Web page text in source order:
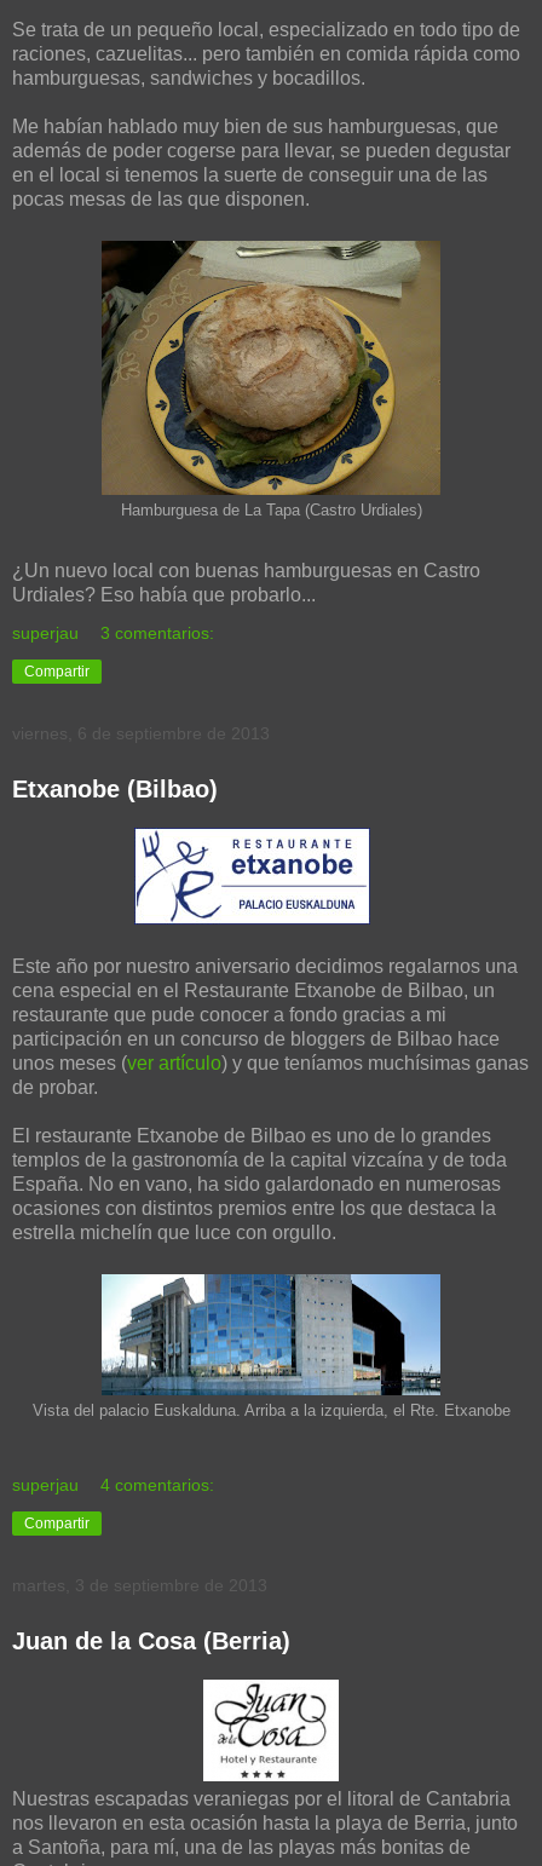
Se trata de un pequeño local, especializado en todo tipo de
raciones, cazuelitas... pero también en comida rápida como
hamburguesas, sandwiches y bocadillos.
Me habían hablado muy bien de sus hamburguesas, que
además de poder cogerse para llevar, se pueden degustar
en el local si tenemos la suerte de conseguir una de las
pocas mesas de las que disponen.
Hamburguesa de La Tapa (Castro Urdiales)
¿Un nuevo local con buenas hamburguesas en Castro
Urdiales? Eso había que probarlo...
superjau 3 comentarios:
Compartir
viernes, 6 de septiembre de 2013
Etxanobe (Bilbao)
Este año por nuestro aniversario decidimos regalarnos una
cena especial en el Restaurante Etxanobe de Bilbao, un
restaurante que pude conocer a fondo gracias a mi
participación en un concurso de bloggers de Bilbao hace
unos meses (ver artículo) y que teníamos muchísimas ganas
de probar.
El restaurante Etxanobe de Bilbao es uno de lo grandes
templos de la gastronomía de la capital vizcaína y de toda
España. No en vano, ha sido galardonado en numerosas
ocasiones con distintos premios entre los que destaca la
estrella michelín que luce con orgullo.
Vista del palacio Euskalduna. Arriba a la izquierda, el Rte. Etxanobe
superjau 4 comentarios:
Compartir
martes, 3 de septiembre de 2013
Juan de la Cosa (Berria)
Nuestras escapadas veraniegas por el litoral de Cantabria
nos llevaron en esta ocasión hasta la playa de Berria, junto
a Santoña, para mí, una de las playas más bonitas de